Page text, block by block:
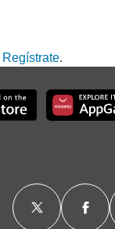
Regístrate.